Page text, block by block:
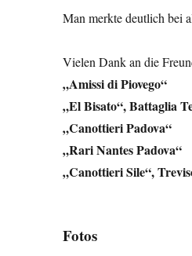
Man merkte deutlich bei
Vielen Dank an die
„Amissi di Piovego“
„El Bisato“, Battaglia
„Canottieri Padova“
„Rari Nantes Padova“
„Canottieri Sile“,
Fotos